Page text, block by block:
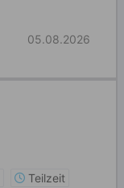
05.08.2026
Teilzeit